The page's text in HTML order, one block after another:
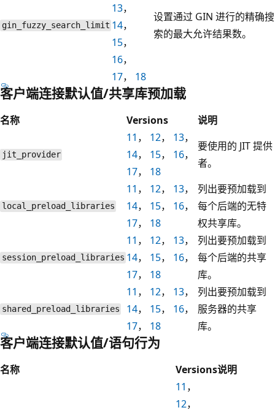
gin_fuzzy_search_limit
13，
14，
15，
16，
17， 18
设置通过 GIN 进行的精确搜
索的最大允许结果数。
客户端连接默认值/共享库预加载
名称 Versions 说明
jit_provider
11 ， 12， 13，
14， 15， 16，
17， 18
要使用的 JIT 提供
者。
local_preload_libraries
11 ， 12， 13，
14， 15， 16，
17， 18
列出要预加载到
每个后端的无特
权共享库。
session_preload_libraries
11 ， 12， 13，
14， 15， 16，
17， 18
列出要预加载到
每个后端的共享
库。
shared_preload_libraries
11 ， 12， 13，
14， 15， 16，
17， 18
列出要预加载到
服务器的共享
库。
客户端连接默认值/语句行为
名称 Versions说明
11 ，
12，